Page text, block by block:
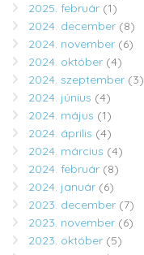
2025. február (1)
2024. december (8)
2024. november (6)
2024. október (4)
2024. szeptember (3)
2024. június (4)
2024. május (1)
2024. április (4)
2024. március (4)
2024. február (8)
2024. január (6)
2023. december (7)
2023. november (6)
2023. október (5)